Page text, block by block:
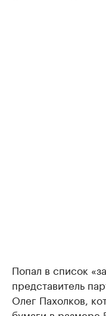
Попал в список
представитель
Олег Пахолков,